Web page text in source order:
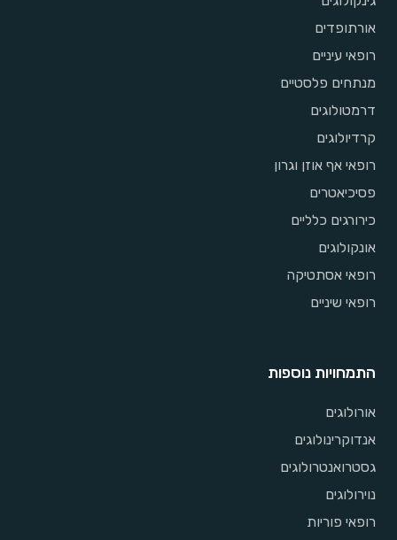
אורתופדים
רופאי עיניים
מנתחים פלסטיים
דרמטולוגים
קרדיולוגים
רופאי אף אוזן וגרון
פסיכיאטרים
כירורגים כלליים
אונקולוגים
רופאי אסתטיקה
רופאי שיניים
התמחויות נוספות
אורולוגים
אנדוקרינולוגים
גסטרואנטרולוגים
נוירולוגים
רופאי פוריות